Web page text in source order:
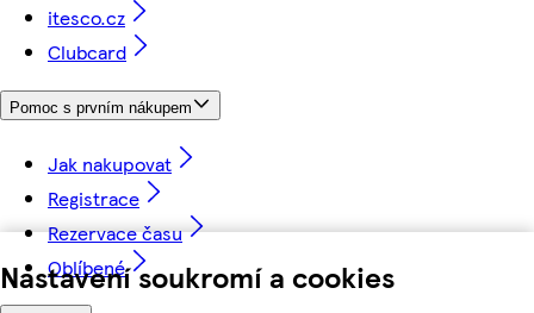
Nastavení soukromí a cookies
itesco.cz
Clubcard
Pomoc s prvním nákupem
Jak nakupovat
Registrace
Rezervace času
Oblíbené